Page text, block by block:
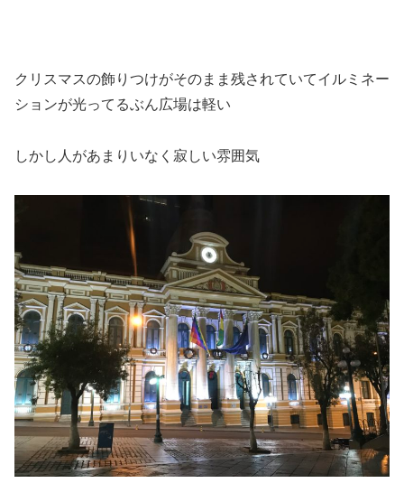
クリスマスの飾りつけがそのまま残されていてイルミネー
ションが光ってるぶん広場は軽い
しかし人があまりいなく寂しい雰囲気